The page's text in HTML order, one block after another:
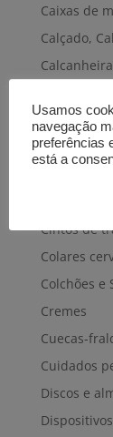
Caixas de
Calçado,
Carros
Cestas,
Cintas e
Cintos,
Cintos de
Colares
Colchões e
Cremes
Cuecas-
Cuidados
Discos e
Usamos
navegação
preferências
está a